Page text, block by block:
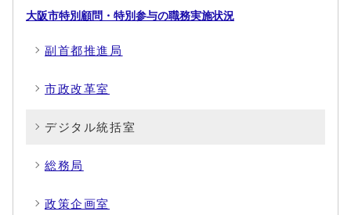
大阪市特別顧問・特別参与の職務実施状況
副首都推進局
市政改革室
デジタル統括室
総務局
政策企画室